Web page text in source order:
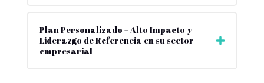
Plan Personalizado – Alto Impacto y
Liderazgo de Referencia en su sector
empresarial